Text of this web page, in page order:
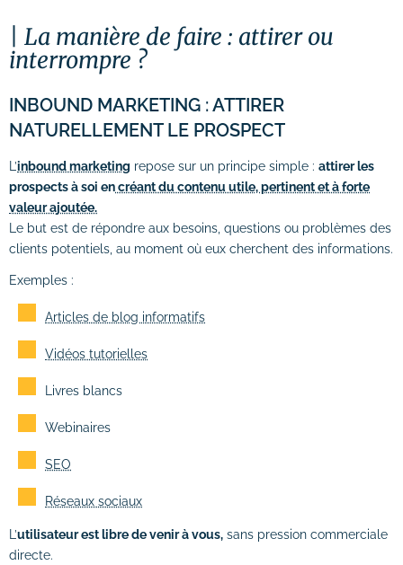
La manière de faire : attirer ou
interrompre ?
INBOUND MARKETING : ATTIRER
NATURELLEMENT LE PROSPECT
L’inbound marketing repose sur un principe simple : attirer les
prospects à soi encréant du contenu utile, pertinent et à forte
valeur ajoutée.
Le but est de répondre aux besoins, questions ou problèmes des
clients potentiels, au moment où eux cherchent des informations.
Exemples :
Articles de blog informatifs
Vidéos tutorielles
Livres blancs
Webinaires
SEO
Réseaux sociaux
L’utilisateur est libre de venir à vous, sans pression commerciale
directe.